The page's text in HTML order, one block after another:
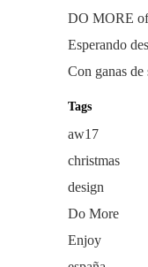
DO MORE
Esperando
Con ganas de
Tags
aw17
christmas
design
Do More
Enjoy